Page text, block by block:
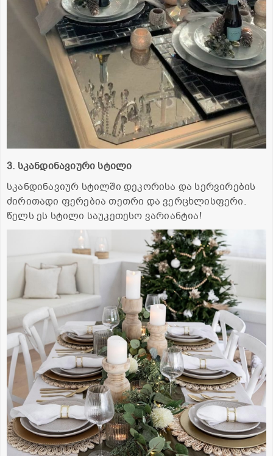
3. სკანდინავიური სტილი
სკანდინავიურ სტილში დეკორისა და სერვირების
ძირითადი ფერებია თეთრი და ვერცხლისფერი.
წელს ეს სტილი საუკეთესო ვარიანტია!